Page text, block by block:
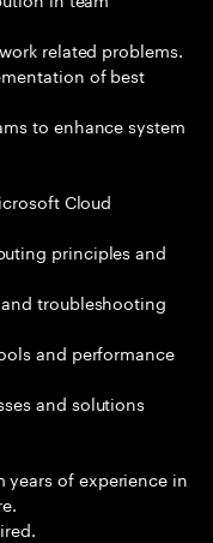
related problems.
of best
to enhance system
Cloud
principles and
troubleshooting
and performance
and solutions
years of experience in